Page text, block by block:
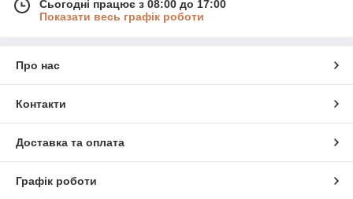
Сьогодні працює з 08:00 до 17:00
Показати весь графік роботи
Про нас
Контакти
Доставка та оплата
Графік роботи